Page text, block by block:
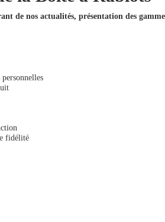
de nos actualités, présentation des
fidélité